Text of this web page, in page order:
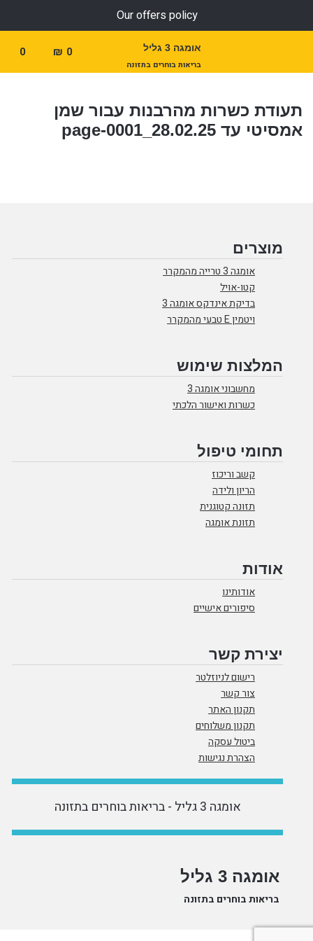
Our offers policy
אומגה 3 גליל
בריאות בוחרים בתזונה
₪
תעודת כשרות מהרבנות עבור שמן
אמסיטי עד 28.02.25_page-0001
מוצרים
אומגה 3 טרייה מהמקרר
קטו-אויל
בדיקת אינדקס אומגה 3
ויטמין E טבעי מהמקרר
המלצות שימוש
מחשבוני אומגה 3
כשרות ואישור הלכתי
תחומי טיפול
קשב וריכוז
הריון ולידה
תזונה קטוגנית
תזונת אומגה
אודות
אודותינו
סיפורים אישיים
יצירת קשר
רישום לניוזלטר
צור קשר
תקנון האתר
תקנון משלוחים
ביטול עסקה
הצהרת נגישות
אומגה 3 גליל - בריאות בוחרים בתזונה
אומגה 3 גליל
בריאות בוחרים בתזונה